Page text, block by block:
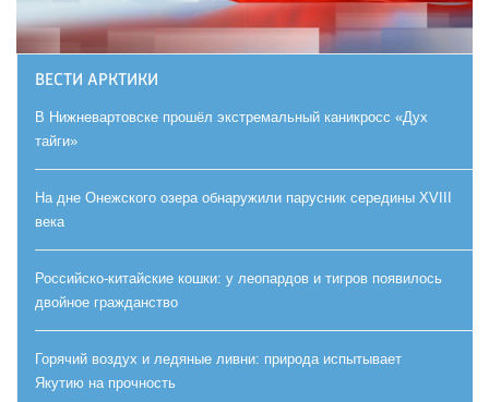
ВЕСТИ АРКТИКИ
В Нижневартовске прошёл экстремальный каникросс «Дух
тайги»
На дне Онежского озера обнаружили парусник середины XVIII
века
Российско-китайские кошки: у леопардов и тигров появилось
двойное гражданство
Горячий воздух и ледяные ливни: природа испытывает
Якутию на прочность